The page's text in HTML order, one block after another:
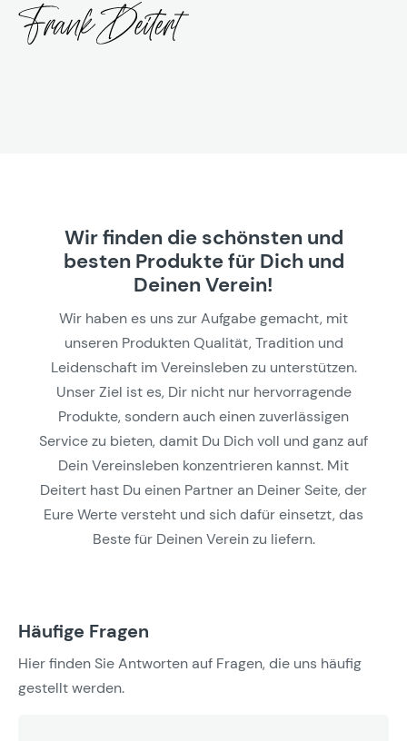
Wir finden die schönsten und
besten Produkte für Dich und
Deinen Verein!
Wir haben es uns zur Aufgabe gemacht, mit
unseren Produkten Qualität, Tradition und
Leidenschaft im Vereinsleben zu unterstützen.
Unser Ziel ist es, Dir nicht nur hervorragende
Produkte, sondern auch einen zuverlässigen
Service zu bieten, damit Du Dich voll und ganz auf
Dein Vereinsleben konzentrieren kannst. Mit
Deitert hast Du einen Partner an Deiner Seite, der
Eure Werte versteht und sich dafür einsetzt, das
Beste für Deinen Verein zu liefern.
Häufige Fragen
Hier finden Sie Antworten auf Fragen, die uns häufig
gestellt werden.